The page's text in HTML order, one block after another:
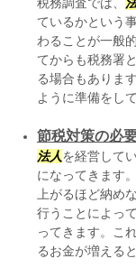
ているかという
わることが一般
てからも税務署
る場合もありま
ように準備をし
節税対策の必
法人を経営して
になってきます
上がるほど納め
行うことによって
ってきます。これ
るお金が増える